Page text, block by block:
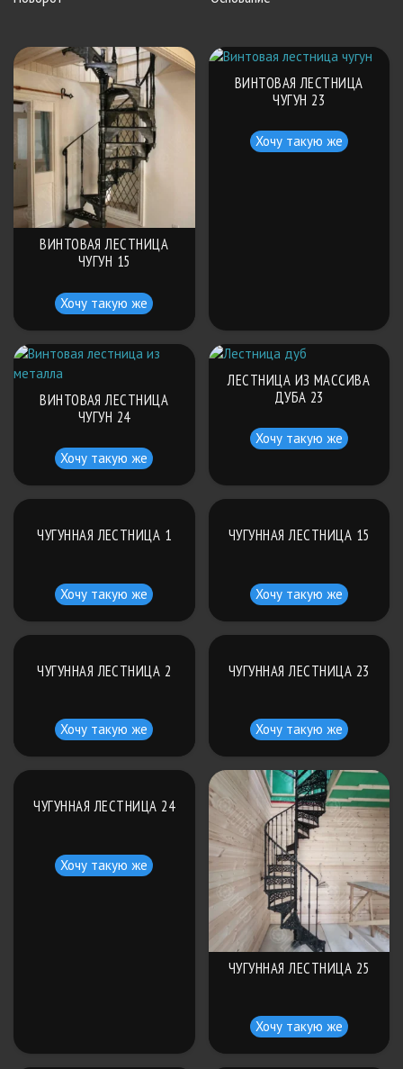
ВИНТОВАЯ ЛЕСТНИЦА
ЧУГУН 15
Хочу такую же
ВИНТОВАЯ ЛЕСТНИЦА
ЧУГУН 23
Хочу такую же
ВИНТОВАЯ ЛЕСТНИЦА
ЧУГУН 24
Хочу такую же
ЛЕСТНИЦА ИЗ МАССИВА
ДУБА 23
Хочу такую же
ЧУГУННАЯ ЛЕСТНИЦА 1
Хочу такую же
ЧУГУННАЯ ЛЕСТНИЦА 15
Хочу такую же
ЧУГУННАЯ ЛЕСТНИЦА 2
Хочу такую же
ЧУГУННАЯ ЛЕСТНИЦА 23
Хочу такую же
ЧУГУННАЯ ЛЕСТНИЦА 24
Хочу такую же
ЧУГУННАЯ ЛЕСТНИЦА 25
Хочу такую же